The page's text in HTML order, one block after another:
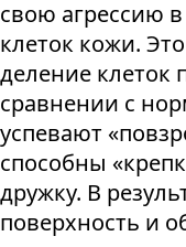
свою агрессию
клеток кожи.
деление клеток
сравнении с
успевают
способны
дружку. В
поверхность и